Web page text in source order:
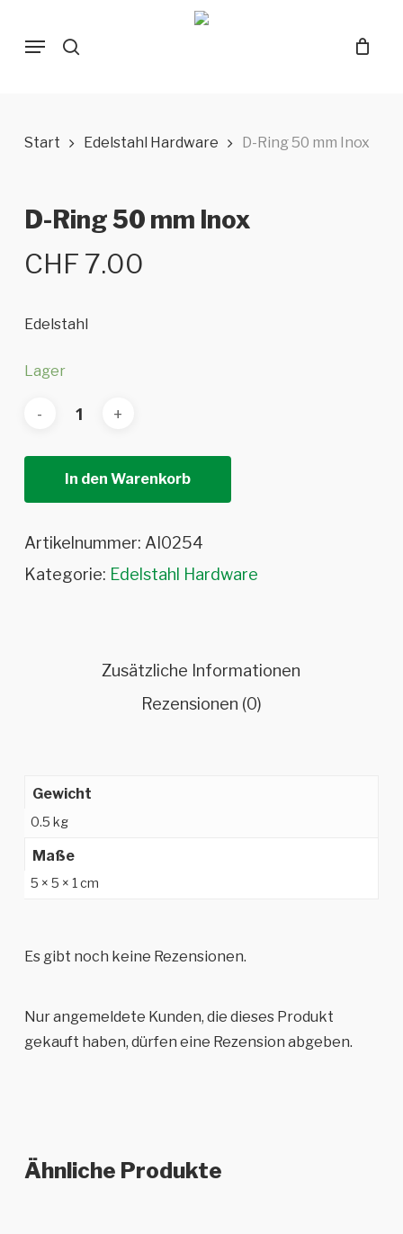
Menu
Start Edelstahl Hardware D-Ring 50 mm Inox
D-Ring 50 mm Inox
CHF 7.00
Edelstahl
Lager
In den Warenkorb
Artikelnummer: AI0254
Kategorie: Edelstahl Hardware
Zusätzliche Informationen
Rezensionen (0)
Gewicht
0.5 kg
Maße
5 × 5 × 1 cm
Es gibt noch keine Rezensionen.
Nur angemeldete Kunden, die dieses Produkt
gekauft haben, dürfen eine Rezension abgeben.
Ähnliche Produkte